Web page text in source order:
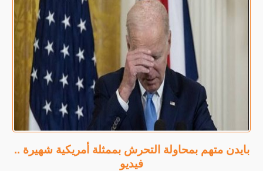
بايدن متهم بمحاولة التحرش بممثلة أمريكية شهيرة ..
فيديو